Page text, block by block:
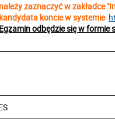
należy zaznaczyć w zakładce
kandydata koncie w systemie
Egzamin odbędzie się w formie